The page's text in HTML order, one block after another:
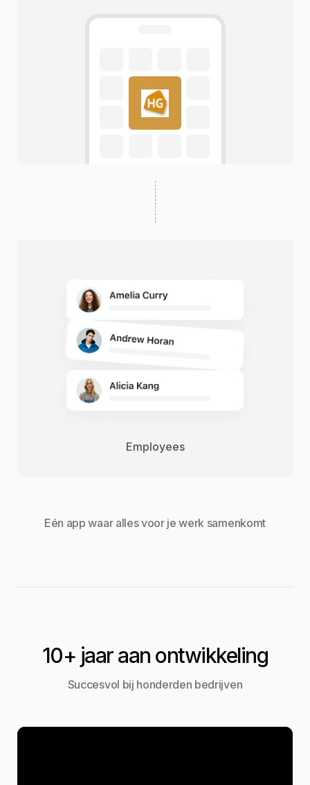
Employees
Eén app waar alles voor je werk samenkomt
10+ jaar aan ontwikkeling
Succesvol bij honderden bedrijven